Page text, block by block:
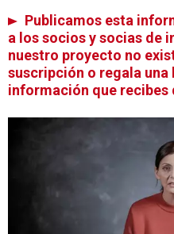
Publicamos esta
a los socios y socias de
nuestro proyecto no
suscripción o regala
información que recibes